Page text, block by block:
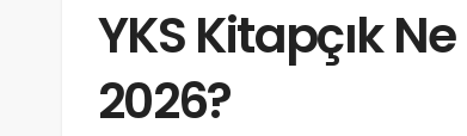
YKS Kitapçık
2026?